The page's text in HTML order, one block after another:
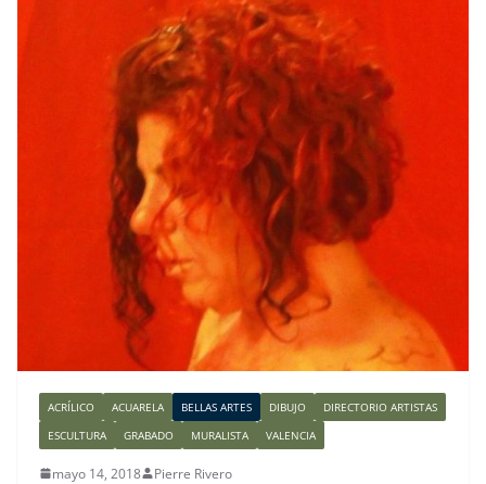
ACRÍLICO ACUARELA BELLAS ARTES DIBUJO
DIRECTORIO ARTISTAS
ESCULTURA
GRABADO MURALISTA VALENCIA
mayo 14, 2018 Pierre Rivero